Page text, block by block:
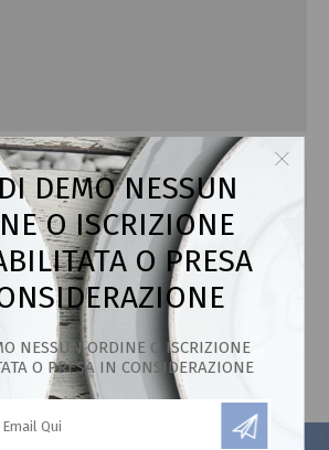
DEMO NESSUN
O ISCRIZIONE
O PRESA
NESSUN ORDINE O ISCRIZIONE
O PRESA IN CONSIDERAZIONE